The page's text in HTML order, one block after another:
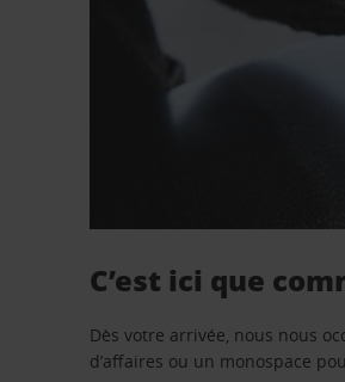
C’est ici que
Dès votre arrivée, nous nous
d’affaires ou un monospace